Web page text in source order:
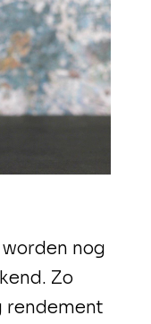
nog
Zo
rendement